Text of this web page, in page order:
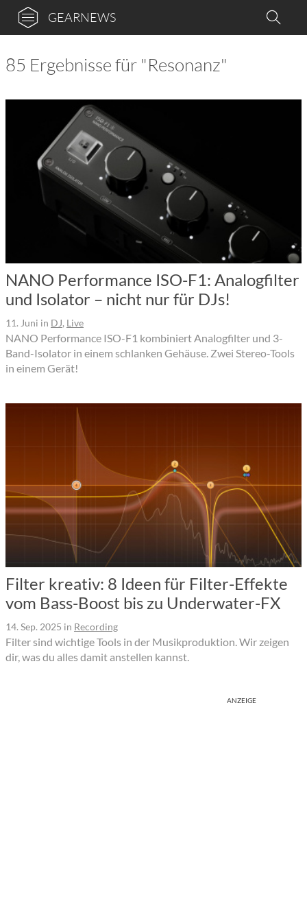
GEARNEWS
85 Ergebnisse für "Resonanz"
NANO Performance ISO-F1: Analogfilter
und Isolator – nicht nur für DJs!
11. Juni in DJ, Live
NANO Performance ISO-F1 kombiniert Analogfilter und 3-
Band-Isolator in einem schlanken Gehäuse. Zwei Stereo-Tools
in einem Gerät!
Filter kreativ: 8 Ideen für Filter-Effekte
vom Bass-Boost bis zu Underwater-FX
14. Sep. 2025 in Recording
Filter sind wichtige Tools in der Musikproduktion. Wir zeigen
dir, was du alles damit anstellen kannst.
ANZEIGE